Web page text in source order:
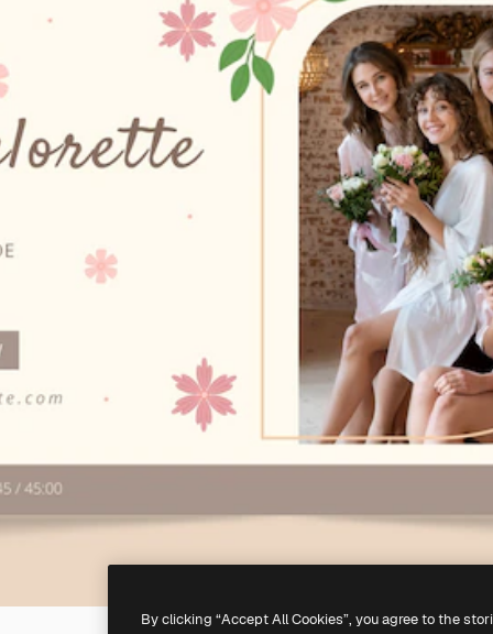
By clicking “Accept All Cookies”, you agree to the